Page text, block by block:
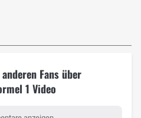
Fans über
1 Video